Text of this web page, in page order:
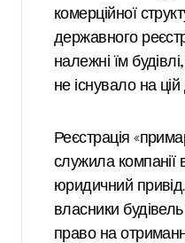
комерційної
державного
належні їм
не існувало на цій
Реєстрація
служила компанії
юридичний
власники
право на